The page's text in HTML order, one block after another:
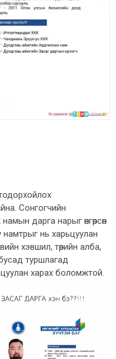
Сонгогчийн
дарга нарыг өнгөрсөн
нь харьцуулан
хэвшил, төрийн алба,
туршлагад
харах боломжтой.